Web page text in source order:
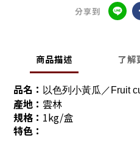
分享到
商品描述 了解
品名： 以色列小黃瓜／Fruit
產地： 雲林
規格： 1kg/盒
特色：